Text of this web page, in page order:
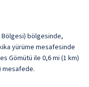
bölgesinde,
yürüme mesafesinde
Gömütü ile 0,6 mi (1 km)
mesafede.